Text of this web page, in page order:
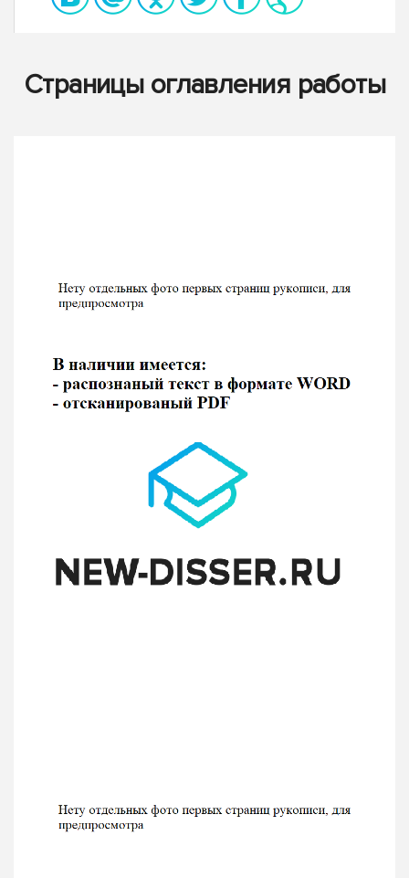
Страницы оглавления работы